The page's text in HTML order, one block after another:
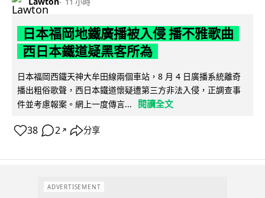
日本福岡地鐵廣播被入侵 播不雅歌曲
西日本鐵道疑黑客所為
日本福岡西鐵天神大牟田線兩個車站，8 月 4 日廣播系統離奇
播出粗俗歌聲，西日本鐵道懷疑遭第三方非法入侵，正調查事
件並考慮報案。網上一度傳言...
閱讀全文
38 2 ↗ 分享
ADVERTISEMENT